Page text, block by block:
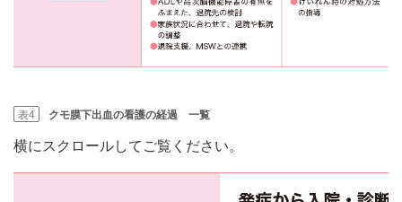
表4 クモ膜下出血の看護の経過 一覧
横にスクロールしてご覧ください。